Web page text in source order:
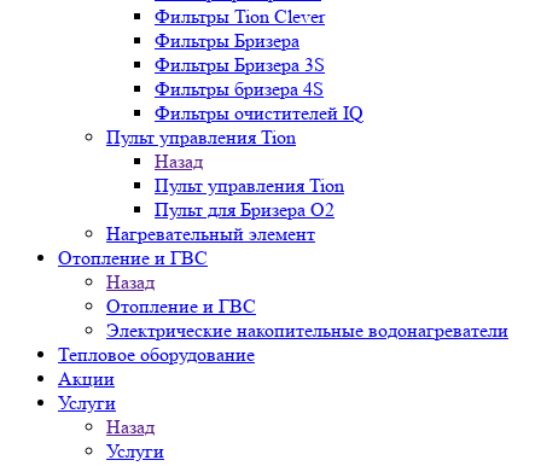
Фильтры Tion Clever
Фильтры Бризера
Фильтры Бризера 3S
Фильтры бризера 4S
Фильтры очистителей IQ
Пульт управления Tion
Назад
Пульт управления Tion
Пульт для Бризера O2
Нагревательный элемент
Отопление и ГВС
Назад
Отопление и ГВС
Электрические накопительные водонагреватели
Тепловое оборудование
Акции
Услуги
Назад
Услуги